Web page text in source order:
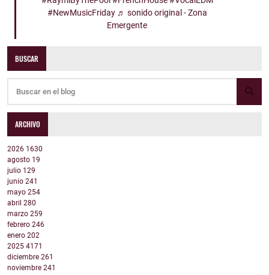
#NewMusicFriday ♬ sonido original - Zona
Emergente
BUSCAR
ARCHIVO
2026 1630
agosto 19
julio 129
junio 241
mayo 254
abril 280
marzo 259
febrero 246
enero 202
2025 4171
diciembre 261
noviembre 241